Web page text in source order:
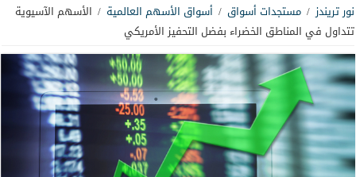
نور تريندز / مستجدات أسواق / أسواق الأسهم العالمية / الأسهم الآسيوية
تتداول في المناطق الخضراء بفضل التحفيز الأمريكي